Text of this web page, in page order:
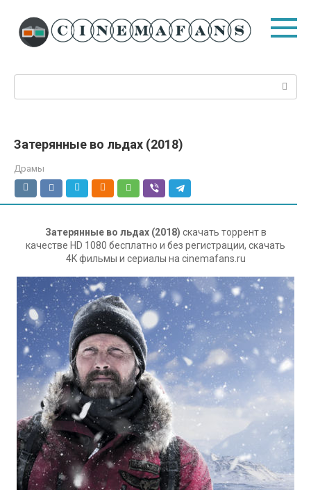
контенту
Затерянные во льдах (2018)
Драмы
Затерянные во льдах (2018) скачать торрент в
качестве HD 1080 бесплатно и без регистрации, скачать
4K фильмы и сериалы на cinemafans.ru